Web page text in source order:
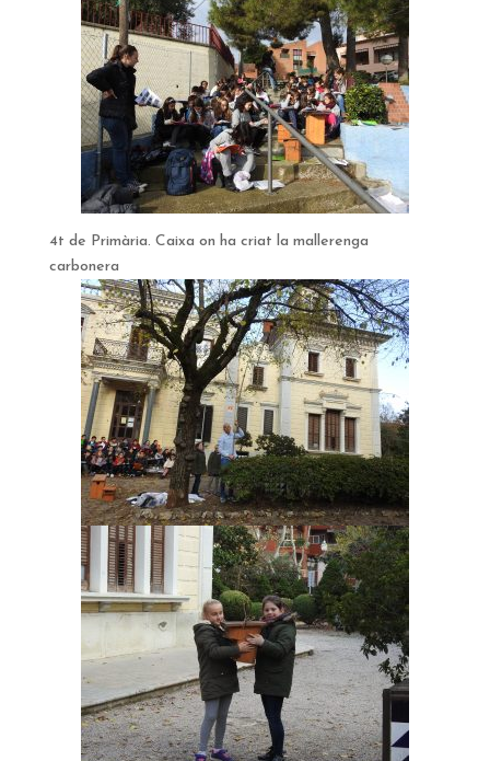
4t de Primària. Caixa on ha criat la mallerenga
carbonera